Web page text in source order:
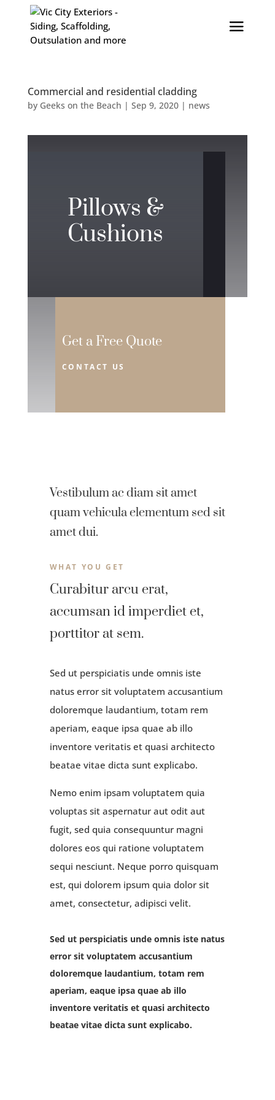
Commercial and residential cladding
by Geeks on the Beach | Sep 9, 2020| news
Pillows &
Cushions
Get a Free Quote
CONTACT US
Vestibulum ac diam sit amet
quam vehicula elementum sed sit
amet dui.
WHAT YOU GET
Curabitur arcu erat,
accumsan id imperdiet et,
porttitor at sem.
Sed ut perspiciatis unde omnis iste
natus error sit voluptatem accusantium
doloremque laudantium, totam rem
aperiam, eaque ipsa quae ab illo
inventore veritatis et quasi architecto
beatae vitae dicta sunt explicabo.
Nemo enim ipsam voluptatem quia
voluptas sit aspernatur aut odit aut
fugit, sed quia consequuntur magni
dolores eos qui ratione voluptatem
sequi nesciunt. Neque porro quisquam
est, qui dolorem ipsum quia dolor sit
amet, consectetur, adipisci velit.
Sed ut perspiciatis unde omnis iste natus
error sit voluptatem accusantium
doloremque laudantium, totam rem
aperiam, eaque ipsa quae ab illo
inventore veritatis et quasi architecto
beatae vitae dicta sunt explicabo.